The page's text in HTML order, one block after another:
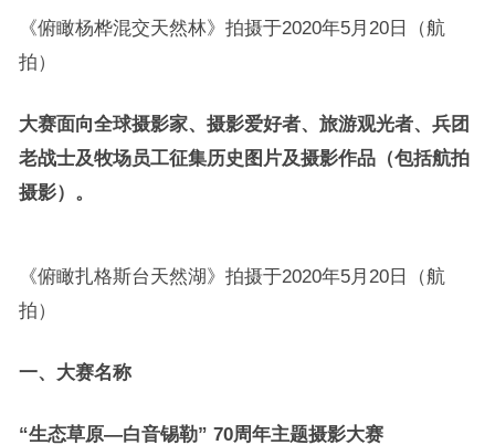
《俯瞰杨桦混交天然林》拍摄于2020年5月20日（航
拍）
大赛面向全球摄影家、摄影爱好者、旅游观光者、兵团
老战士及牧场员工征集历史图片及摄影作品（包括航拍
摄影）。
《俯瞰扎格斯台天然湖》拍摄于2020年5月20日（航
拍）
一、大赛名称
“生态草原—白音锡勒” 70周年主题摄影大赛